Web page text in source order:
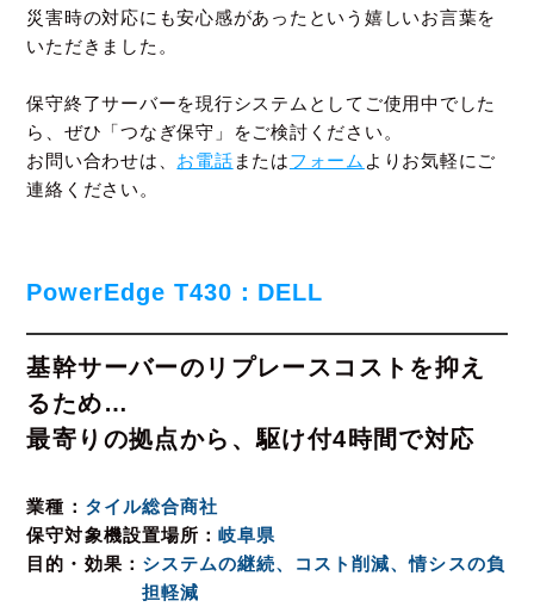
災害時の対応にも安心感があったという嬉しいお言葉を
いただきました。
保守終了サーバーを現行システムとしてご使用中でした
ら、ぜひ「つなぎ保守」をご検討ください。
お問い合わせは、 お電話 またはフォーム よりお気軽にご
連絡ください。
PowerEdge T430：DELL
基幹サーバーのリプレースコストを抑え
るため…
最寄りの拠点から、駆け付4時間で対応
業種
タイル総合商社
保守対象機設置場所
岐阜県
目的・効果
システムの継続、コスト削減、情シスの負
担軽減